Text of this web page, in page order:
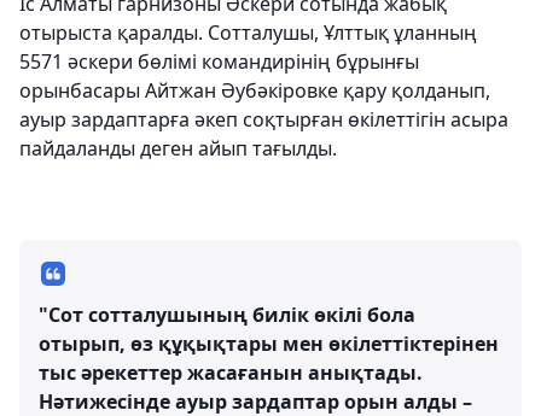
отырыста қаралды. Сотталушы, Ұлттық ұланның
5571 әскери бөлімі командирінің бұрынғы
орынбасары Айтжан Әубәкіровке қару қолданып,
ауыр зардаптарға әкеп соқтырған өкілеттігін асыра
пайдаланды деген айып тағылды.
"Сот сотталушының билік өкілі бола
отырып, өз құқықтары мен өкілеттіктерінен
тыс әрекеттер жасағанын анықтады.
Нәтижесінде ауыр зардаптар орын алды –